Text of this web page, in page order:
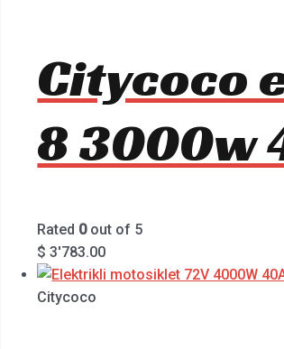
Citycoco
8 3000w
Rated 0out of 5
$ 3'783.00
Citycoco